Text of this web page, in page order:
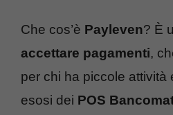
Che cos’è Payleven? È
accettare pagamenti,
per chi ha piccole attività
esosi dei POS